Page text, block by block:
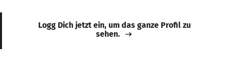
Logg Dich jetzt ein, um das ganze Profil zu
sehen.